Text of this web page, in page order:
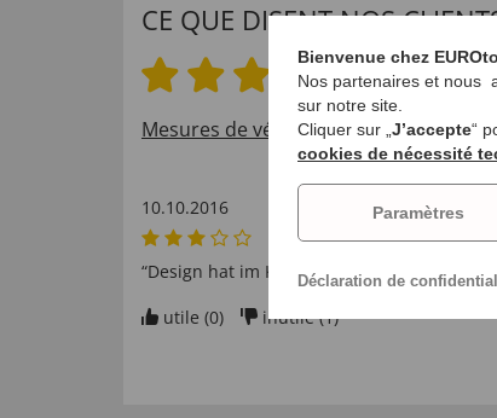
CE QUE DISENT NOS
3.0 sur 5
Mesures de vérification des
10.10.2016
“Design hat im Katalog schöner
utile (0) inutile (1)
Bienvenue chez
Nos partenaires et nous
sur notre site.
Cliquer sur „ J’accepte“
cookies de nécessité
Paramètres
Déclaration de